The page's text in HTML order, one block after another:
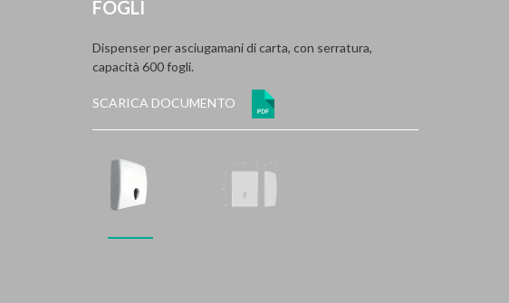
FOGLI
Dispenser per asciugamani di carta, con serratura,
capacità 600 fogli.
SCARICA DOCUMENTO